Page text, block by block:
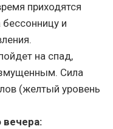
приходятся
и
на спад,
Сила
(желтый уровень
вечера: